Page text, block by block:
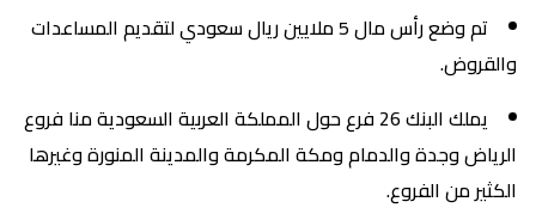
تم وضع رأس مال 5 ملايين ريال سعودي لتقديم المساعدات
والقروض.
يملك البنك 26 فرع حول المملكة العربية السعودية منا فروع
الرياض وجدة والدمام ومكة المكرمة والمدينة المنورة وغيرها
الكثير من الفروع.